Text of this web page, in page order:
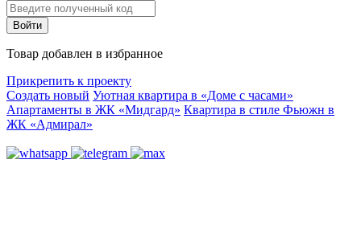
Товар добавлен в избранное
Прикрепить к проекту
Создать новый Уютная квартира в «Доме с часами»
Апартаменты в ЖК «Мидгард» Квартира в стиле Фьюжн в
ЖК «Адмирал»